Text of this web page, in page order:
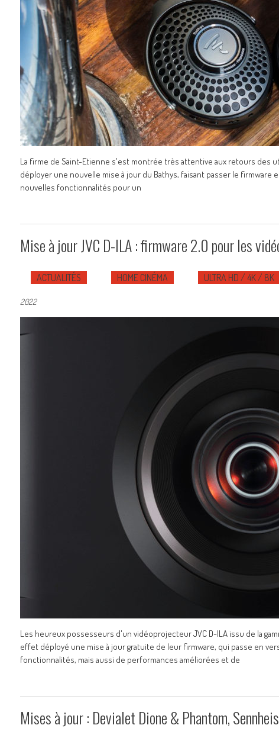
La firme de Saint-Etienne s'est montrée très attentive aux retours des
déployer une nouvelle mise à jour du Bathys, faisant passer le firmware
nouvelles fonctionnalités pour un
Mise à jour JVC D-ILA : firmware 2.0 pour les
ACTUALITÉS HOME CINÉMA ULTRA HD / 4K / 8K
2022
Les heureux possesseurs d'un vidéoprojecteur JVC D-ILA issu de la
effet déployé une mise à jour gratuite de leur firmware, qui passe en
fonctionnalités, mais aussi de performances améliorées et de
Mises à jour : Devialet Dione & Phantom,